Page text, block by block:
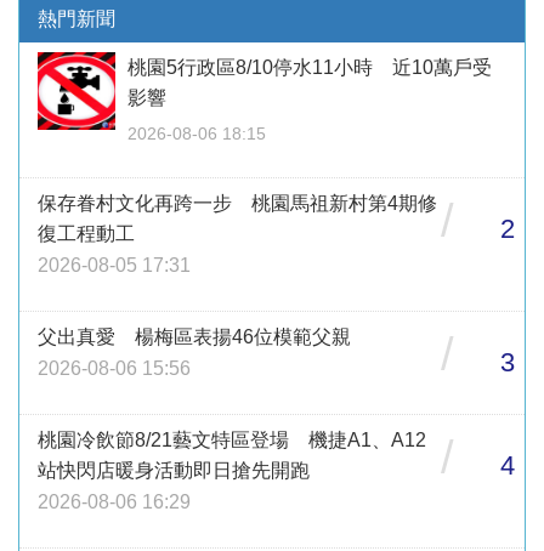
熱門新聞
桃園5行政區8/10停水11小時 近10萬戶受
影響
2026-08-06 18:15
保存眷村文化再跨一步 桃園馬祖新村第4期修
復工程動工
2026-08-05 17:31
/ 2
父出真愛 楊梅區表揚46位模範父親
2026-08-06 15:56
/ 3
桃園冷飲節8/21藝文特區登場 機捷A1、A12
站快閃店暖身活動即日搶先開跑
2026-08-06 16:29
/ 4